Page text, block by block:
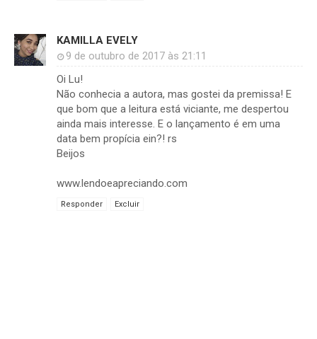
KAMILLA EVELY
9 de outubro de 2017 às 21:11
Oi Lu!
Não conhecia a autora, mas gostei da premissa! E
que bom que a leitura está viciante, me despertou
ainda mais interesse. E o lançamento é em uma
data bem propícia ein?! rs
Beijos
www.lendoeapreciando.com
Responder Excluir